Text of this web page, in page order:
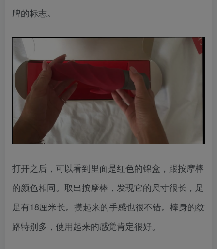
牌的标志。
打开之后，可以看到里面是红色的锦盒，跟按摩棒
的颜色相同。取出按摩棒，发现它的尺寸很长，足
足有18厘米长。摸起来的手感也很不错。棒身的纹
路特别多，使用起来的感觉肯定很好。